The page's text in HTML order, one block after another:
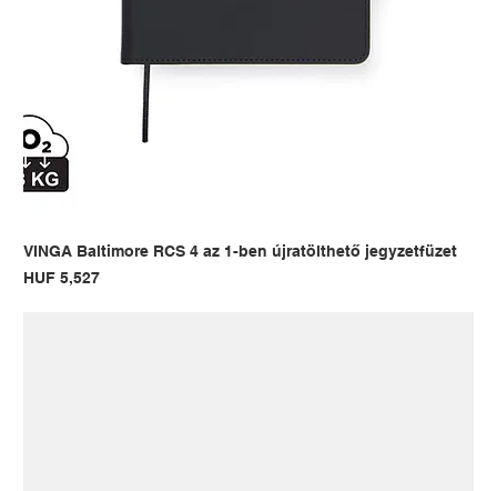
VINGA Baltimore RCS 4 az 1-ben újratölthető jegyzetfüzet
Price
HUF 5,527